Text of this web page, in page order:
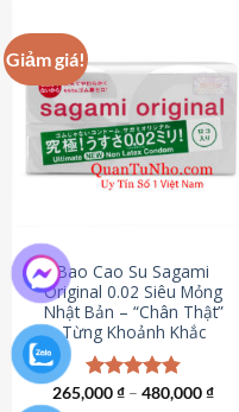
Giảm giá!
Bao Cao Su Sagami
Original 0.02 Siêu Mỏng
Nhật Bản – “Chân Thật”
Từng Khoảnh Khắc
Được xếp
265,000₫ – 480,000₫